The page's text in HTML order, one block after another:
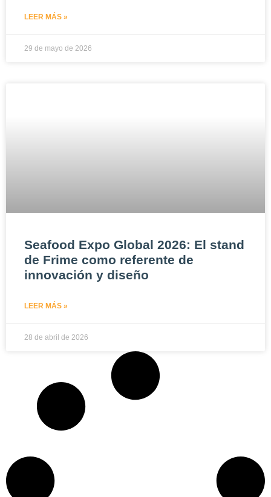
LEER MÁS »
29 de mayo de 2026
Seafood Expo Global 2026: El stand
de Frime como referente de
innovación y diseño
LEER MÁS »
28 de abril de 2026